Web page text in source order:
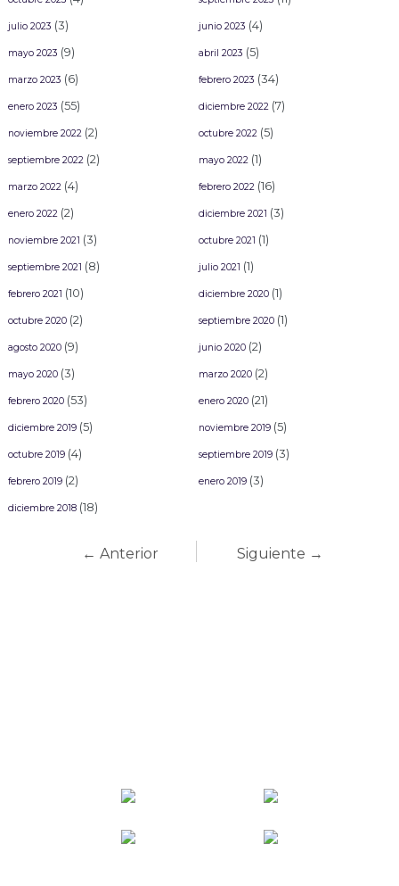
julio 2023 (3) junio 2023 (4)
mayo 2023 (9) abril 2023 (5)
marzo 2023 (6) febrero 2023 (34)
enero 2023 (55) diciembre 2022(7)
noviembre 2022(2) octubre 2022(5)
septiembre 2022(2) mayo 2022(1)
marzo 2022(4) febrero 2022(16)
enero 2022(2) diciembre 2021 (3)
noviembre 2021 (3) octubre 2021 (1)
septiembre 2021 (8) julio 2021 (1)
febrero 2021 (10) diciembre 2020(1)
octubre 2020(2) septiembre 2020(1)
agosto 2020(9) junio 2020(2)
mayo 2020(3) marzo 2020(2)
febrero 2020(53) enero 2020(21)
diciembre 2019(5) noviembre 2019(5)
octubre 2019(4) septiembre 2019(3)
febrero 2019(2) enero 2019(3)
diciembre 2018(18)
← Anterior Siguiente →